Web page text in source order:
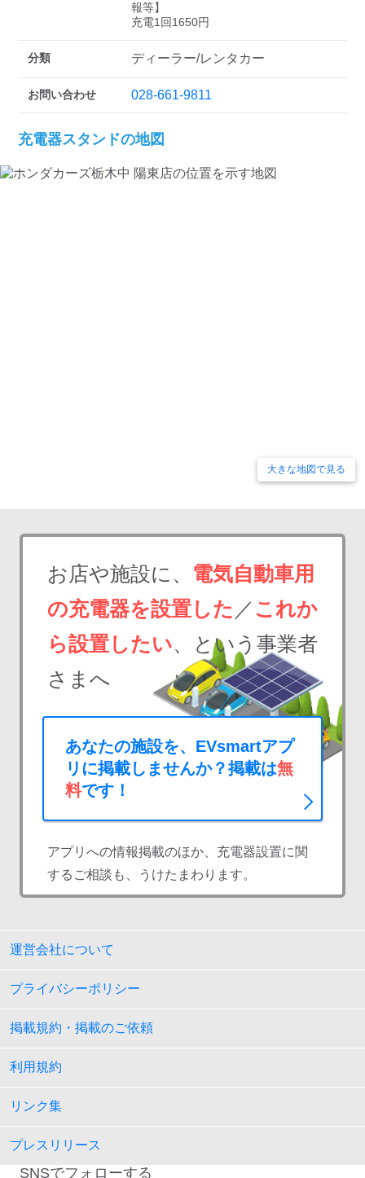
報等】
充電1回1650円
分類 ディーラー/レンタカー
お問い合わせ 028-661-9811
充電器スタンドの地図
大きな地図で見る
お店や施設に、 電気自動車用
の充電器を設置した ／ これか
ら設置したい、という事業者
さまへ
あなたの施設を、EVsmartアプ
リに掲載しませんか？掲載は無
料です！
アプリへの情報掲載のほか、充電器設置に関
するご相談も、うけたまわります。
運営会社について
プライバシーポリシー
掲載規約・掲載のご依頼
利用規約
リンク集
プレスリリース
SNSでフォローする